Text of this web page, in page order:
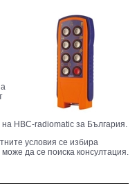
HBC-radiomatic за България.
условия се избира
да се поиска консултация.